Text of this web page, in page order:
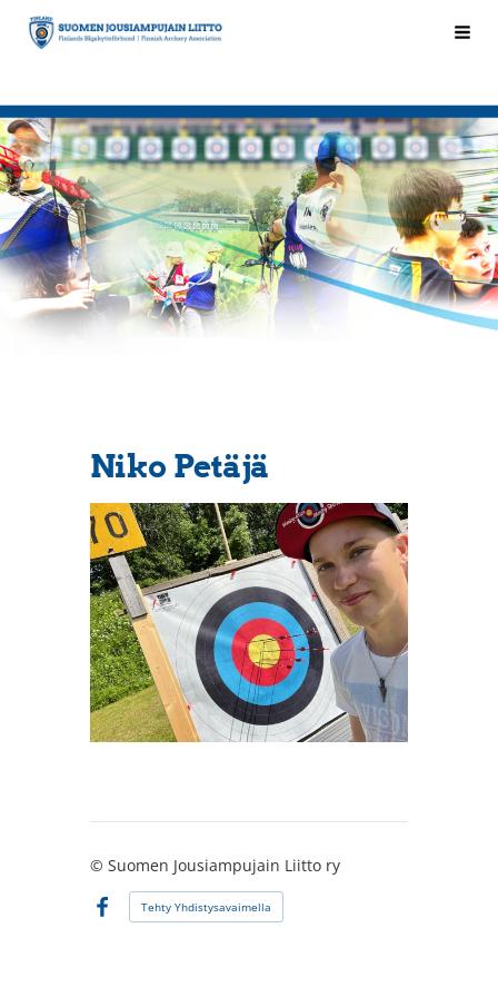
Siirry
sivun
Suomen Jousiampujain Liitto ry
Niko Petäjä
© Suomen Jousiampujain Liitto ry
Facebook
Tehty Yhdistysavaimella